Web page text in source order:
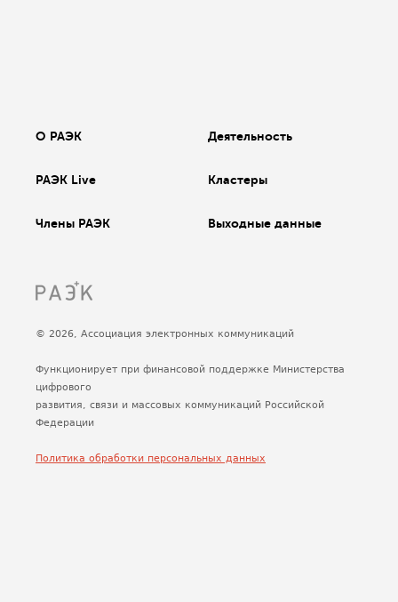
О РАЭК Деятельность
РАЭК Live Кластеры
Члены РАЭК Выходные данные
© 2026, Ассоциация электронных коммуникаций
Функционирует при финансовой поддержке Министерства
цифрового
развития, связи и массовых коммуникаций Российской
Федерации
Политика обработки персональных данных